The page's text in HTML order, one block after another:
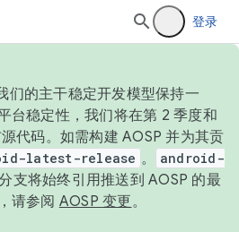
登录
们的主干稳定开发模型保持一
台稳定性，我们将在第 2 季度和
代码。如需构建 AOSP 并为其贡
latest-release 。
android-
支将始终引用推送到 AOSP 的最
请参阅 AOSP 变更。